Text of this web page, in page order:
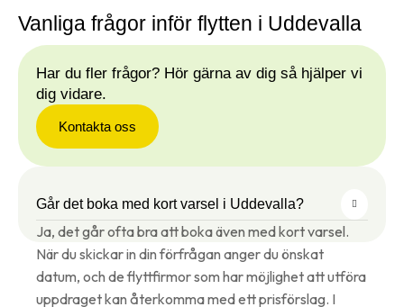
Vanliga frågor inför flytten i Uddevalla
Har du fler frågor? Hör gärna av dig så hjälper vi
dig vidare.
Kontakta oss
Går det boka med kort varsel i Uddevalla?
Ja, det går ofta bra att boka även med kort varsel.
När du skickar in din förfrågan anger du önskat
datum, och de flyttfirmor som har möjlighet att utföra
uppdraget kan återkomma med ett prisförslag. I